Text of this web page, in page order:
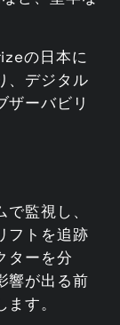
の日本に
、デジタル
ザーバビリ
監視し、
フトを追跡
ターを分
響が出る前
す。